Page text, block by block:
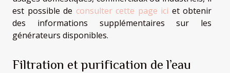
est possible de consulter cette page ici et obtenir
des informations supplémentaires sur les
générateurs disponibles.
Filtration et purification de l’eau